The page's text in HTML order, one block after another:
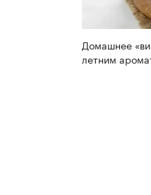
Домашнее
летним